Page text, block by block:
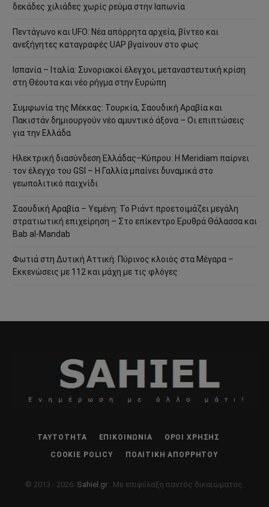
δεκάδες χιλιάδες χωρίς ρεύμα στην Ιαπωνία
Πεντάγωνο και UFO: Νέα απόρρητα αρχεία, βίντεο και
ανεξήγητες καταγραφές UAP βγαίνουν στο φως
Ισπανία – Ιταλία: Συνοριακοί έλεγχοι, μεταναστευτική κρίση
στη Θέουτα και νέο ρήγμα στην Ευρώπη
Συμφωνία της Μέκκας: Τουρκία, Σαουδική Αραβία και
Πακιστάν δημιουργούν νέο αμυντικό άξονα – Οι επιπτώσεις
για την Ελλάδα
Ηλεκτρική διασύνδεση Ελλάδας–Κύπρου: Η Meridiam παίρνει
τον έλεγχο του GSI – Η Γαλλία μπαίνει δυναμικά στο
γεωπολιτικό παιχνίδι
Σαουδική Αραβία – Υεμένη: Το Ριάντ προετοιμάζει μεγάλη
στρατιωτική επιχείρηση – Στο επίκεντρο Ερυθρά Θάλασσα και
Bab al-Mandab
Φωτιά στη Δυτική Αττική: Πύρινος κλοιός στα Μέγαρα –
Εκκενώσεις με 112 και μάχη με τις φλόγες
ΤΑΥΤΌΤΗΤΑ ΕΠΙΚΟΙΝΩΝΊΑ ΌΡΟΙ ΧΡΉΣΗΣ
COOKIE POLICY ΠΟΛΙΤΙΚΉ ΑΠΟΡΡΉΤΟΥ
© 2013 - 2026: Sahiel.gr . Με επιφύλαξη παντός δικαιώματος.